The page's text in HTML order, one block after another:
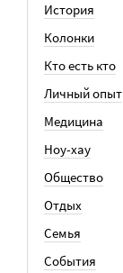
История
Колонки
Кто есть кто
Личный опыт
Медицина
Ноу-хау
Общество
Отдых
Семья
События